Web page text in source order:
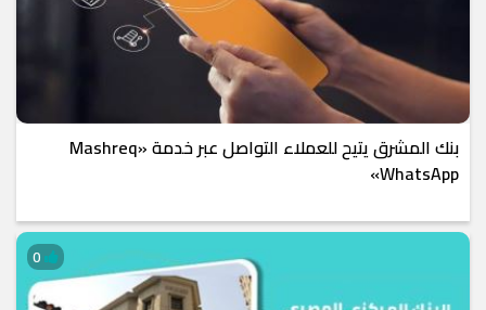
بنك المشرق يتيح للعملاء التواصل عبر خدمة «Mashreq
WhatsApp»